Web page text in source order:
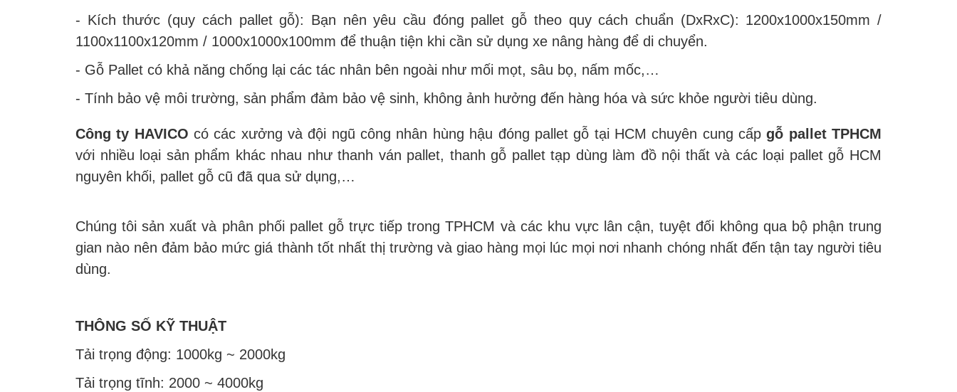
- Kích thước (quy cách pallet gỗ): Bạn nên yêu cầu đóng pallet gỗ theo quy cách chuẩn (DxRxC): 1200x1000x150mm /
1100x1100x120mm / 1000x1000x100mm để thuận tiện khi cần sử dụng xe nâng hàng để di chuyển.
- Gỗ Pallet có khả năng chống lại các tác nhân bên ngoài như mối mọt, sâu bọ, nấm mốc,…
- Tính bảo vệ môi trường, sản phẩm đảm bảo vệ sinh, không ảnh hưởng đến hàng hóa và sức khỏe người tiêu dùng.
Công ty HAVICO có các xưởng và đội ngũ công nhân hùng hậu đóng pallet gỗ tại HCM chuyên cung cấpgỗ pallet TPHCM
với nhiều loại sản phẩm khác nhau như thanh ván pallet, thanh gỗ pallet tạp dùng làm đồ nội thất và các loại pallet gỗ HCM
nguyên khối, pallet gỗ cũ đã qua sử dụng,…
Chúng tôi sản xuất và phân phối pallet gỗ trực tiếp trong TPHCM và các khu vực lân cận, tuyệt đối không qua bộ phận trung
gian nào nên đảm bảo mức giá thành tốt nhất thị trường và giao hàng mọi lúc mọi nơi nhanh chóng nhất đến tận tay người tiêu
dùng.
THÔNG SỐ KỸ THUẬT
Tải trọng động: 1000kg ~ 2000kg
Tải trọng tĩnh: 2000 ~ 4000kg